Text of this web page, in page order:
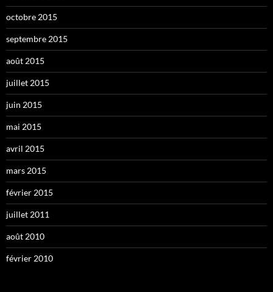
octobre 2015
septembre 2015
août 2015
juillet 2015
juin 2015
mai 2015
avril 2015
mars 2015
février 2015
juillet 2011
août 2010
février 2010